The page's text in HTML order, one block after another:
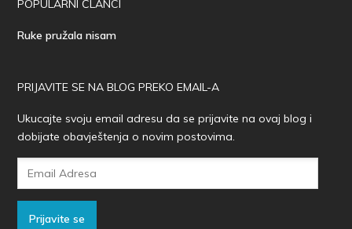
POPULARNI ČLANCI
Ruke pružala nisam
PRIJAVITE SE NA BLOG PREKO EMAIL-A
Ukucajte svoju email adresu da se prijavite na ovaj blog i
dobijate obavještenja o novim postovima.
Prijavite se